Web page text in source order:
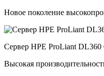
Новое поколение
Сервер HPE ProLiant DL360
Высокая